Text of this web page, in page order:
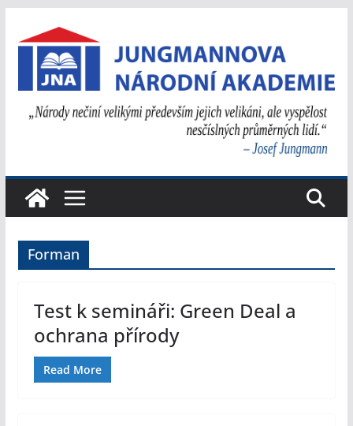
na
obsah
Forman
Test k semináři: Green Deal a
ochrana přírody
Read More